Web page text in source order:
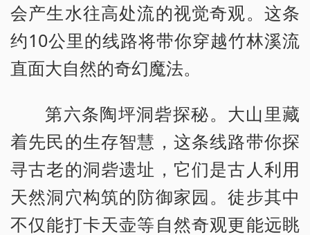
会产生水往高处流的视觉奇观。这条
约10公里的线路将带你穿越竹林溪流
直面大自然的奇幻魔法。
第六条陶坪洞砦探秘。大山里藏
着先民的生存智慧，这条线路带你探
寻古老的洞砦遗址，它们是古人利用
天然洞穴构筑的防御家园。徒步其中
不仅能打卡天壶等自然奇观更能远眺